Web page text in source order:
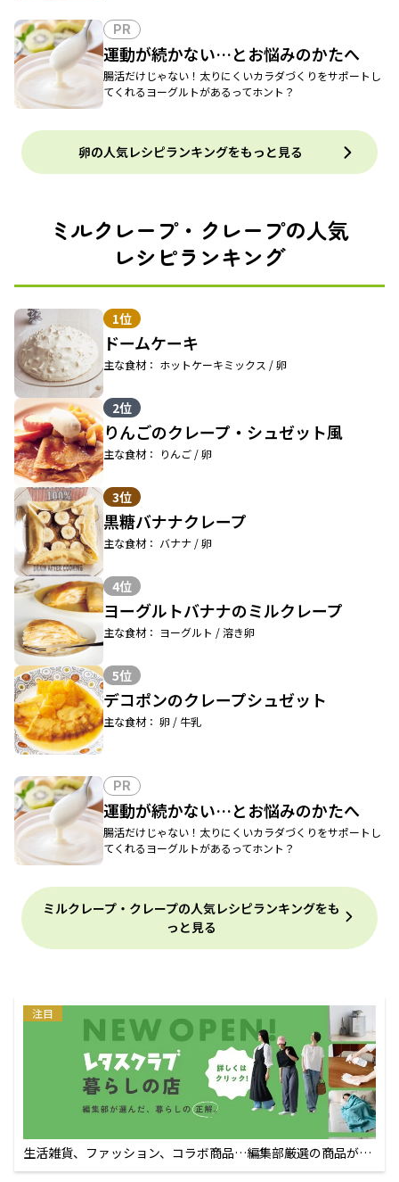
PR
運動が続かない…とお悩みのかたへ
腸活だけじゃない！太りにくいカラダづくりをサポートし
てくれるヨーグルトがあるってホント？
卵の人気レシピランキングをもっと見る
ミルクレープ・クレープの人気
レシピランキング
1位
ドームケーキ
主な食材： ホットケーキミックス / 卵
2位
りんごのクレープ・シュゼット風
主な食材： りんご / 卵
3位
黒糖バナナクレープ
主な食材： バナナ / 卵
4位
ヨーグルトバナナのミルクレープ
主な食材： ヨーグルト / 溶き卵
5位
デコポンのクレープシュゼット
主な食材： 卵 / 牛乳
PR
運動が続かない…とお悩みのかたへ
腸活だけじゃない！太りにくいカラダづくりをサポートし
てくれるヨーグルトがあるってホント？
ミルクレープ・クレープの人気レシピランキングをも
っと見る
注目
生活雑貨、ファッション、コラボ商品…編集部厳選の商品が買
えるECサイト